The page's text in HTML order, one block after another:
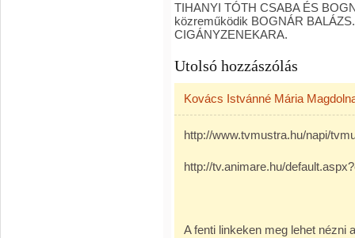
TIHANYI TÓTH CSABA ÉS
közreműködik BOGNÁR
CIGÁNYZENEKARA.
Utolsó hozzászólás
Kovács Istvánné Mária
http://www.tvmustra.hu/napi/
http://tv.animare.hu/
A fenti linkeken meg lehet